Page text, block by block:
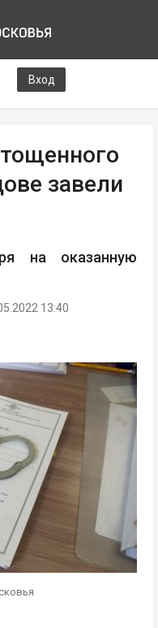
Вход
завели
на оказанную
13:40